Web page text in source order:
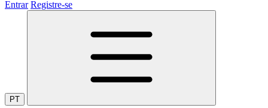
Entrar Registre-se
PT